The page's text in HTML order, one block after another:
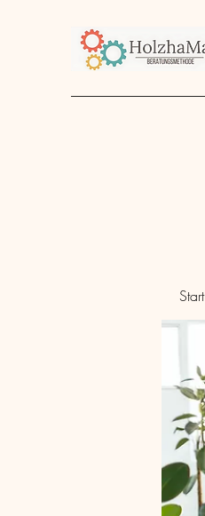
Start